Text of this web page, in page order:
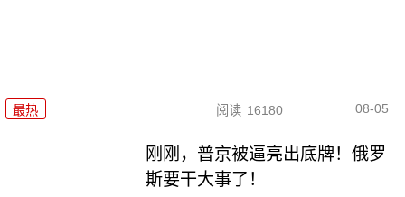
最热 阅读 16180 08-05
刚刚，普京被逼亮出底牌！俄罗
斯要干大事了！